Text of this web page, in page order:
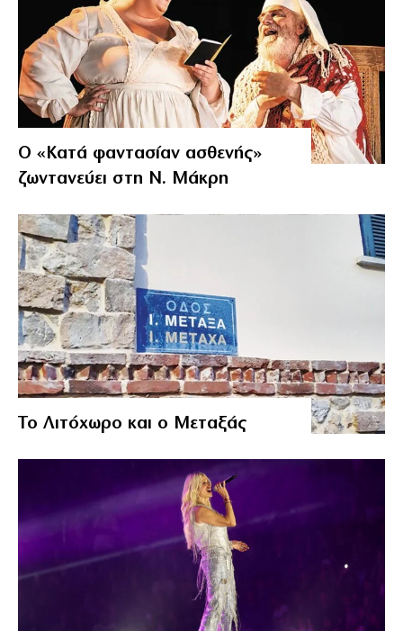
Ο «Κατά φαντασίαν ασθενής»
ζωντανεύει στη Ν. Μάκρη
Το Λιτόχωρο και ο Μεταξάς